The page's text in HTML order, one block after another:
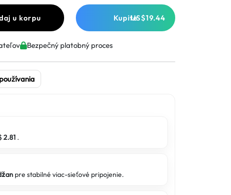
u korpu KupiteUS$19.44
Bezpečný platobný proces
2.81 .
pre stabilné viac-sieťové pripojenie.